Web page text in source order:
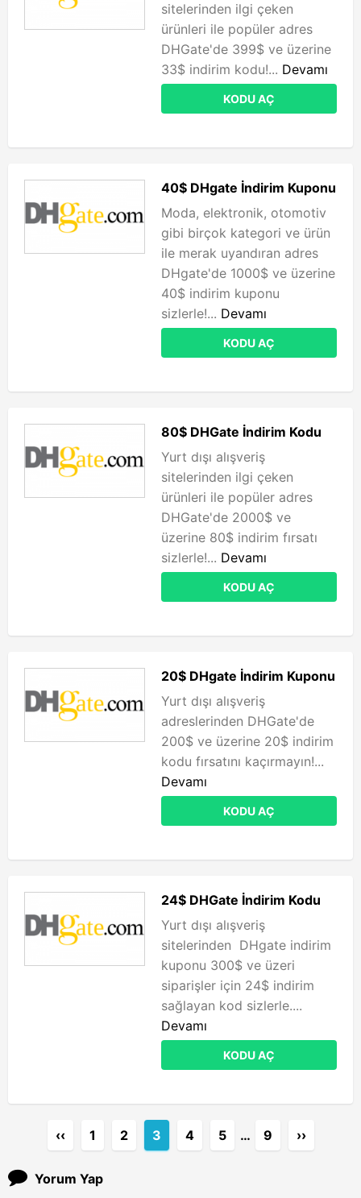
sitelerinden ilgi çeken
ürünleri ile popüler adres
DHGate'de 399$ ve üzerine
33$ indirim kodu!... Devamı
KODU AÇ
40$ DHgate İndirim Kuponu
Moda, elektronik, otomotiv
gibi birçok kategori ve ürün
ile merak uyandıran adres
DHgate'de 1000$ ve üzerine
40$ indirim kuponu
sizlerle!... Devamı
KODU AÇ
80$ DHGate İndirim Kodu
Yurt dışı alışveriş
sitelerinden ilgi çeken
ürünleri ile popüler adres
DHGate'de 2000$ ve
üzerine 80$ indirim fırsatı
sizlerle!... Devamı
KODU AÇ
20$ DHgate İndirim Kuponu
Yurt dışı alışveriş
adreslerinden DHGate'de
200$ ve üzerine 20$ indirim
kodu fırsatını kaçırmayın!...
Devamı
KODU AÇ
24$ DHGate İndirim Kodu
Yurt dışı alışveriş
sitelerinden DHgate indirim
kuponu 300$ ve üzeri
siparişler için 24$ indirim
sağlayan kod sizlerle....
Devamı
KODU AÇ
‹‹ 1 2 3 4 5 … 9 ››
Yorum Yap